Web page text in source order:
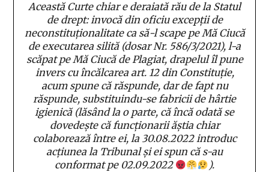
Această Curte chiar e deraiată rău de la Statul
de drept: invocă din oficiu excepții de
neconstituționalitate ca să-l scape pe Mă Ciucă
de executarea silită (dosar Nr. 586/3/2021), l-a
scăpat pe Mă Ciucă de Plagiat, drapelul îl pune
invers cu încălcarea art. 12 din Constituție,
acum spune că răspunde, dar de fapt nu
răspunde, substituindu-se fabricii de hârtie
igienică (lăsând la o parte, că încă odată se
dovedește că funcționarii ăștia chiar
colaborează între ei, la 30.08.2022 introduc
acțiunea la Tribunal și ei spun că s-au
conformat pe 02.09.2022
).